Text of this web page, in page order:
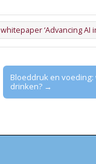
whitepaper ‘Advancing AI
Bloeddruk en
drinken? →